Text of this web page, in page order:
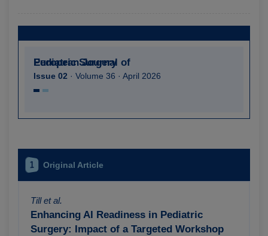
European Journal of Pediatric Surgery
Issue 02 · Volume 36 · April 2026
1 Original Article
Till et al.
Enhancing AI Readiness in Pediatric
Surgery: Impact of a Targeted Workshop